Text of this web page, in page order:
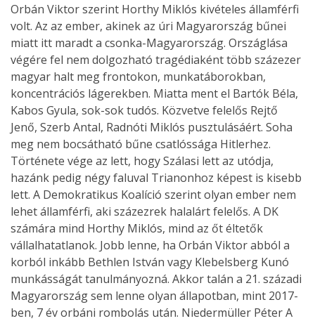
Orbán Viktor szerint Horthy Miklós kivételes államférfi
volt. Az az ember, akinek az úri Magyarország bűnei
miatt itt maradt a csonka-Magyarország. Országlása
végére fel nem dolgozható tragédiaként több százezer
magyar halt meg frontokon, munkatáborokban,
koncentrációs lágerekben. Miatta ment el Bartók Béla,
Kabos Gyula, sok-sok tudós. Közvetve felelős Rejtő
Jenő, Szerb Antal, Radnóti Miklós pusztulásáért. Soha
meg nem bocsátható bűne csatlóssága Hitlerhez.
Története vége az lett, hogy Szálasi lett az utódja,
hazánk pedig négy faluval Trianonhoz képest is kisebb
lett. A Demokratikus Koalíció szerint olyan ember nem
lehet államférfi, aki százezrek halalárt felelős. A DK
számára mind Horthy Miklós, mind az őt éltetők
vállalhatatlanok. Jobb lenne, ha Orbán Viktor abból a
korból inkább Bethlen István vagy Klebelsberg Kunó
munkásságát tanulmányozná. Akkor talán a 21. századi
Magyarország sem lenne olyan állapotban, mint 2017-
ben, 7 év orbáni rombolás után. Niedermüller Péter A